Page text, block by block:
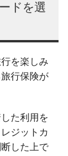
ドを選
を楽しみ
行保険が
た利用を
ジットカ
した上で